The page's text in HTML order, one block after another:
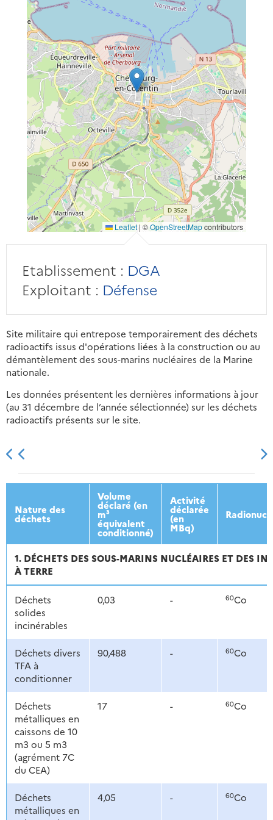
Leaflet | ©OpenStreetMapcontributors
Etablissement : DGA
Exploitant : Défense
Site militaire qui entrepose temporairement des déchets
radioactifs issus d'opérations liées à la construction ou au
démantèlement des sous-marins nucléaires de la Marine
nationale.
Les données présentent les dernières informations à jour
(au 31 décembre de l’année sélectionnée) sur les déchets
radioactifs présents sur le site.
2013 2014 2015 2016
Nature des
déchets
Volume
déclaré (en
m³
équivalent
conditionné)
Activité
déclarée
(en
MBq)
1. DÉCHETS DES SOUS-MARINS NUCLÉAIRES ET DES
À TERRE
Déchets
solides
incinérables
0,03 - 60Co
Déchets divers
TFA à
conditionner
90,488 - 60Co
Déchets
métalliques en
caissons de 10
m3 ou 5 m3
(agrément 7C
du CEA)
17 - 60Co
Déchets
métalliques en
4,05 - 60Co